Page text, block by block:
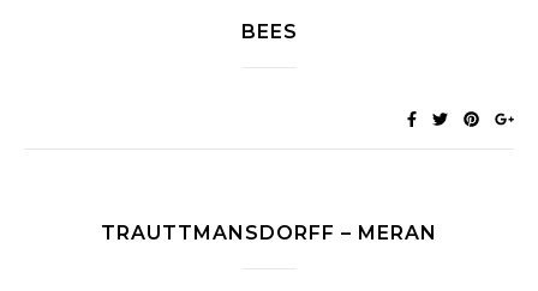
BEES
TRAUTTMANSDORFF – MERAN